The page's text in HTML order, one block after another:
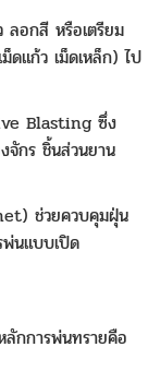
ลอกสี หรือเตรียม
ดแก้ว เม็ดเหล็ก) ไป
Blasting ซึ่ง
จักร ชิ้นส่วนยาน
ช่วยควบคุมฝุ่น
พ่นแบบเปิด
ลักการพ่นทรายคือ